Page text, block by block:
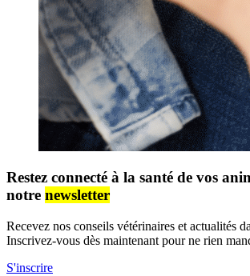
Restez connecté à la santé de vos
notre newsletter
Recevez nos conseils vétérinaires et actualités
Inscrivez-vous dès maintenant pour ne rien
S'inscrire